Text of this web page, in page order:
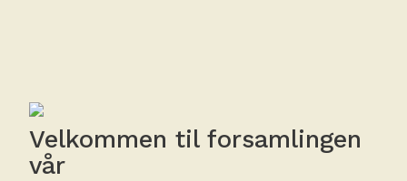
Velkommen til forsamlingen
vår